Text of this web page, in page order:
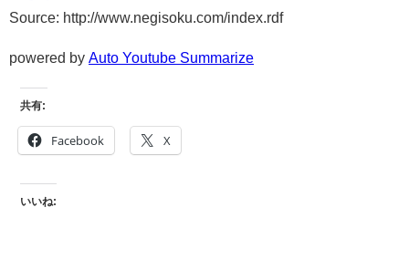
Source: http://www.negisoku.com/index.rdf
powered by Auto Youtube Summarize
共有:
Facebook X
いいね: